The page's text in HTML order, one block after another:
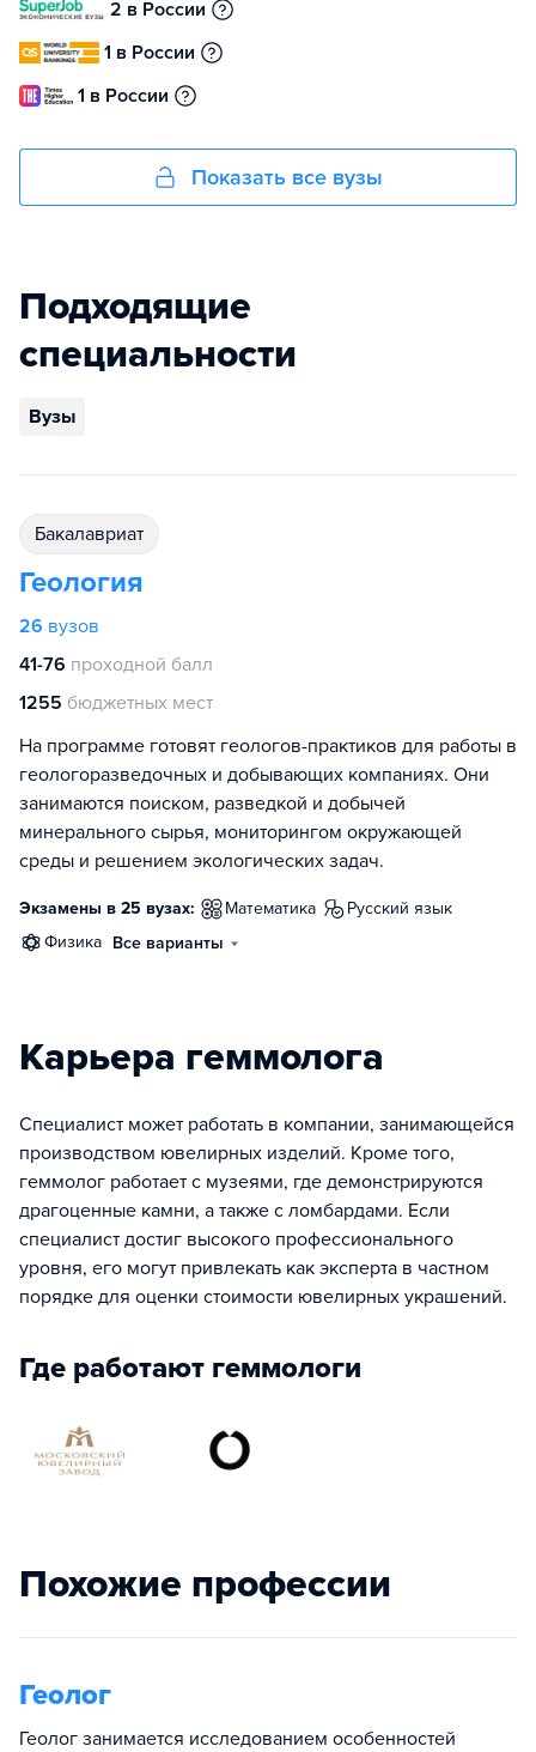
2 в России
1 в России
1 в России
Показать все вузы
Подходящие
специальности
Вузы
бакалавриат
Геология
26 вузов
41-76 проходной балл
1255 бюджетных мест
На программе готовят геологов-практиков для работы в
геологоразведочных и добывающих компаниях. Они
занимаются поиском, разведкой и добычей
минерального сырья, мониторингом окружающей
среды и решением экологических задач.
Экзамены в 25 вузах: математика
русский язык
физика Все варианты
Карьера геммолога
Специалист может работать в компании, занимающейся
производством ювелирных изделий. Кроме того,
геммолог работает с музеями, где демонстрируются
драгоценные камни, а также с ломбардами. Если
специалист достиг высокого профессионального
уровня, его могут привлекать как эксперта в частном
порядке для оценки стоимости ювелирных украшений.
Где работают геммологи
Похожие профессии
Геолог
Геолог занимается исследованием особенностей